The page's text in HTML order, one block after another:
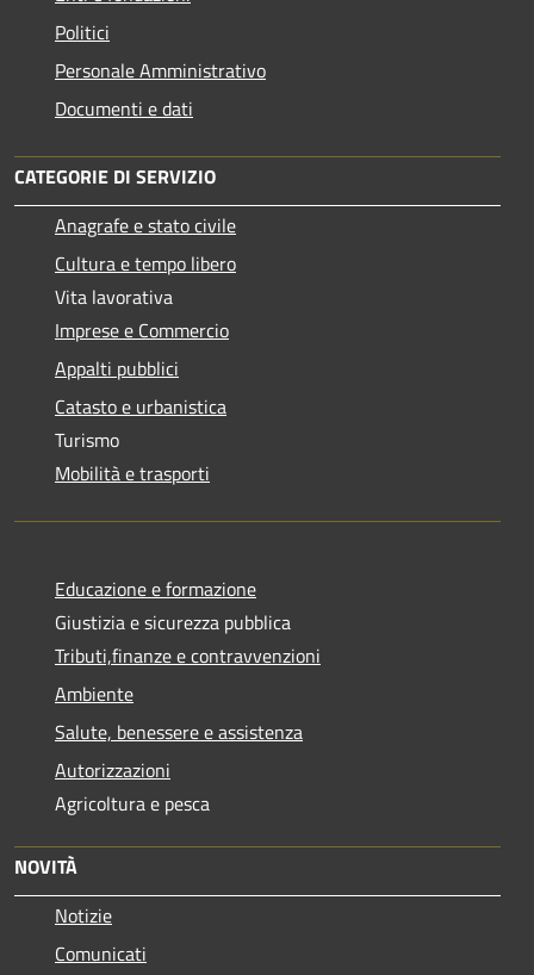
Politici
Personale Amministrativo
Documenti e dati
CATEGORIE DI SERVIZIO
Anagrafe e stato civile
Cultura e tempo libero
Vita lavorativa
Imprese e Commercio
Appalti pubblici
Catasto e urbanistica
Turismo
Mobilità e trasporti
Educazione e formazione
Giustizia e sicurezza pubblica
Tributi,finanze e contravvenzioni
Ambiente
Salute, benessere e assistenza
Autorizzazioni
Agricoltura e pesca
NOVITÀ
Notizie
Comunicati